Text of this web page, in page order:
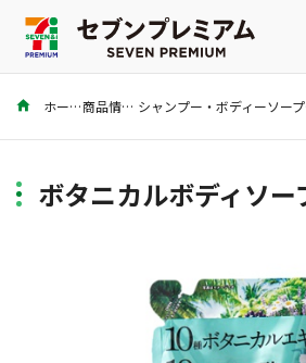
商品を探す
ホーム 商品情報 シャ
ボタニカルボディソ